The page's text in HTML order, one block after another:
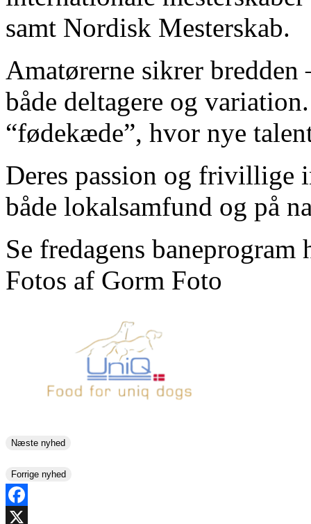
samt Nordisk Mesterskab.
Amatørerne sikrer
både deltagere og
“fødekæde”, hvor nye
Deres passion og frivillige
både lokalsamfund og på
Se fredagens
Fotos af Gorm Foto
Næste nyhed
Forrige nyhed
Facebook